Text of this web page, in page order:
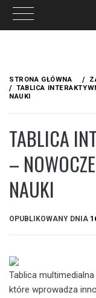
treści
STRONA GŁÓWNA
TABLICA
NAUKI
TABLICA
–
NAUKI
OPUBLIKOWANY DNIA
Tablica
które wprowadza